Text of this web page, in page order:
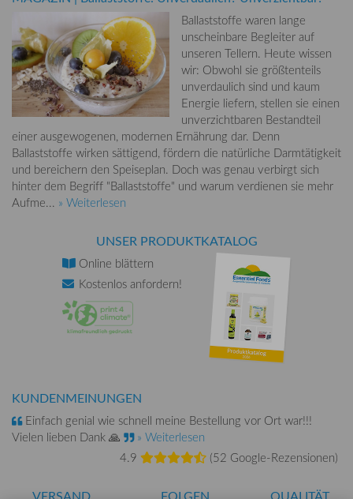
Ballaststoffe waren lange
unscheinbare Begleiter auf
unseren Tellern. Heute wissen
wir: Obwohl sie größtenteils
unverdaulich sind und kaum
Energie liefern, stellen sie einen
unverzichtbaren Bestandteil
einer ausgewogenen, modernen Ernährung dar. Denn
Ballaststoffe wirken sättigend, fördern die natürliche Darmtätigkeit
und bereichern den Speiseplan. Doch was genau verbirgt sich
hinter dem Begriff "Ballaststoffe" und warum verdienen sie mehr
Aufme... » Weiterlesen
UNSER PRODUKTKATALOG
Online blättern
Kostenlos anfordern!
KUNDENMEINUNGEN
Einfach genial wie schnell meine Bestellung vor Ort war!!!
Vielen lieben Dank 🙏
» Weiterlesen
4.9
(52 Google-Rezensionen)